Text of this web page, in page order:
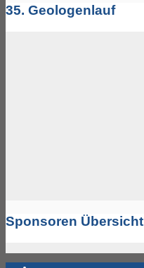
35. Geologenlauf
Sponsoren Übersicht